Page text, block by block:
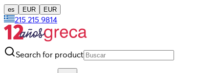
es EUR EUR
215 215 9814
Search for product